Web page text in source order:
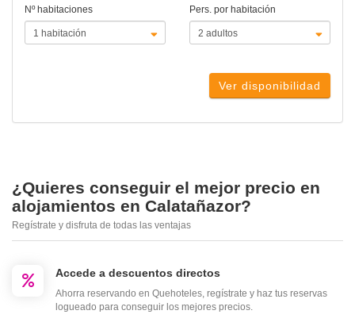
Nº habitaciones Pers. por habitación
Ver disponibilidad
¿Quieres conseguir el mejor precio en
alojamientos en Calatañazor?
Regístrate y disfruta de todas las ventajas
Accede a descuentos directos
Ahorra reservando en Quehoteles, regístrate y haz tus reservas
logueado para conseguir los mejores precios.